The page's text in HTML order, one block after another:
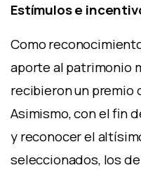
Estímulos e
Como
aporte al patrimonio
recibieron un premio
Asimismo, con el fin
y reconocer el
seleccionados, los